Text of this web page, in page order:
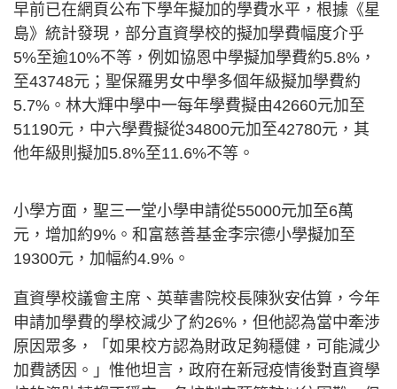
早前已在網頁公布下學年擬加的學費水平，根據《星
島》統計發現，部分直資學校的擬加學費幅度介乎
5%至逾10%不等，例如協恩中學擬加學費約5.8%，
至43748元；聖保羅男女中學多個年級擬加學費約
5.7%。林大輝中學中一每年學費擬由42660元加至
51190元，中六學費擬從34800元加至42780元，其
他年級則擬加5.8%至11.6%不等。
小學方面，聖三一堂小學申請從55000元加至6萬
元，增加約9%。和富慈善基金李宗德小學擬加至
19300元，加幅約4.9%。
直資學校議會主席、英華書院校長陳狄安估算，今年
申請加學費的學校減少了約26%，但他認為當中牽涉
原因眾多，「如果校方認為財政足夠穩健，可能減少
加費誘因。」惟他坦言，政府在新冠疫情後對直資學